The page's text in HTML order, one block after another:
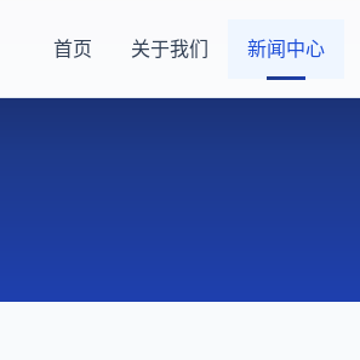
首页 关于我们 新闻中心